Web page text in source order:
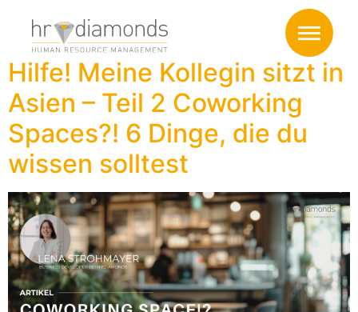
Kategorie:
Hilfe! Meine Kollegin sitzt in
Asien – Teil 2 Coworking
Spaces?! 6 Dinge, die du
wissen solltest